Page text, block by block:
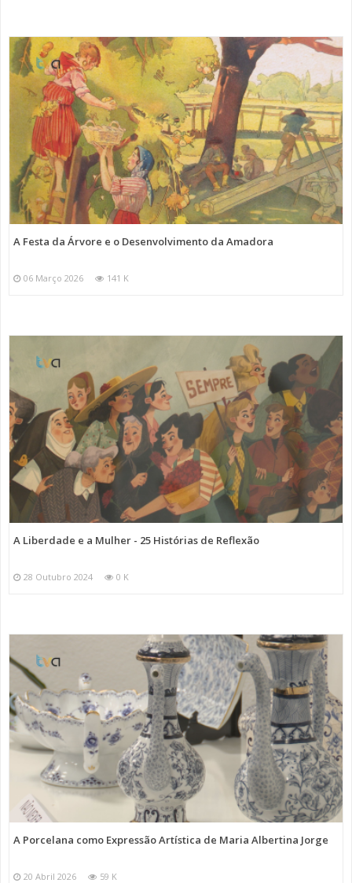
A Festa da Árvore e o Desenvolvimento da Amadora
06 Março 2026 141 K
A Liberdade e a Mulher - 25 Histórias de Reflexão
28 Outubro 2024 0 K
A Porcelana como Expressão Artística de Maria Albertina Jorge
20 Abril 2026 59 K